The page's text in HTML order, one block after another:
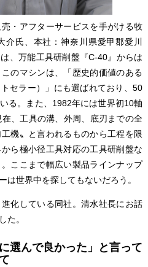
・アフターサービスを手がける牧
氏、本社：神奈川県愛甲郡愛川
、万能工具研削盤『C-40』からは
のマシンは、「歴史的価値のある
セラー）」にも選ばれており、50
る。また、1982年には世界初10軸
、工具の溝、外周、底刃までの全
機〟と言われるものから工程を限
ら極小径工具対応の工具研削盤な
ここまで幅広い製品ラインナップ
は世界中を探してもないだろう。
化している同社。清水社長にお話
た。
選んで良かった」と言って